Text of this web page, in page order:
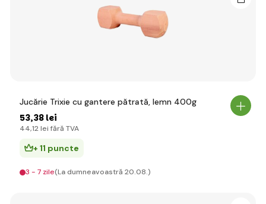
Jucărie Trixie cu gantere pătrată, lemn 400g
53,38 lei
44,12 lei fără TVA
+ 11 puncte
3 - 7 zile(La dumneavoastră 20.08.)